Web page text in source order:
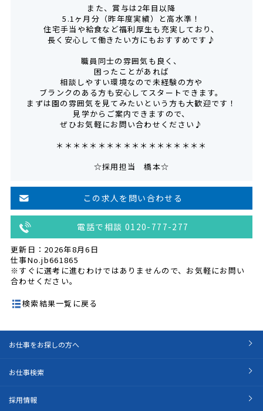
また、賞与は2年目以降
5.1ヶ月分（昨年度実績）と高水準！
住宅手当や給食など福利厚生も充実しており、
長く安心して働きたい方にもおすすめです♪
職員同士の雰囲気も良く、
困ったことがあれば
相談しやすい環境なので未経験の方や
ブランクのある方も安心してスタートできます。
まずは園の雰囲気を見てみたいという方も大歓迎です！
見学からご案内できますので、
ぜひお気軽にお問い合わせください♪
＊＊＊＊＊＊＊＊＊＊＊＊＊＊＊＊＊＊
☆採用担当 橋本☆
この求人を問い合わせる
電話で相談 0120-777-277
更新日：2026年8月6日
仕事No.jb661865
※すぐに選考に進むわけではありませんので、お気軽にお問い
合わせください。
検索結果一覧に戻る
お仕事をお探しの方へ
お仕事検索
採用情報